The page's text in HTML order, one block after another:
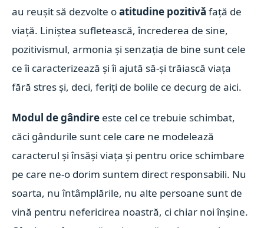
au reușit să dezvolte oatitudine pozitivă față de
viață. Liniștea sufletească, încrederea de sine,
pozitivismul, armonia și senzația de bine sunt cele
ce îi caracterizează și îi ajută să-și trăiască viața
fără stres și, deci, feriți de bolile ce decurg de aici.
Modul de gândire este cel ce trebuie schimbat,
căci gândurile sunt cele care ne modelează
caracterul și însăși viața și pentru orice schimbare
pe care ne-o dorim suntem direct responsabili. Nu
soarta, nu întâmplările, nu alte persoane sunt de
vină pentru nefericirea noastră, ci chiar noi înșine.